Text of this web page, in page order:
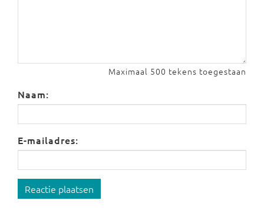
Maximaal 500 tekens toegestaan
Naam:
E-mailadres:
Reactie plaatsen